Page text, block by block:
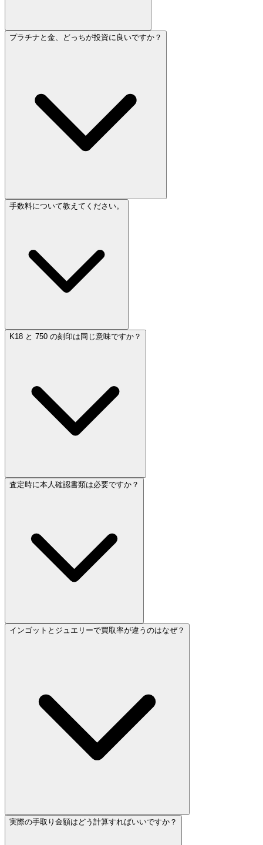
プラチナと金、どっちが投資に良いですか？
手数料について教えてください。
K18 と 750 の刻印は同じ意味ですか？
査定時に本人確認書類は必要ですか？
インゴットとジュエリーで買取率が違うのはなぜ？
実際の手取り金額はどう計算すればいいですか？